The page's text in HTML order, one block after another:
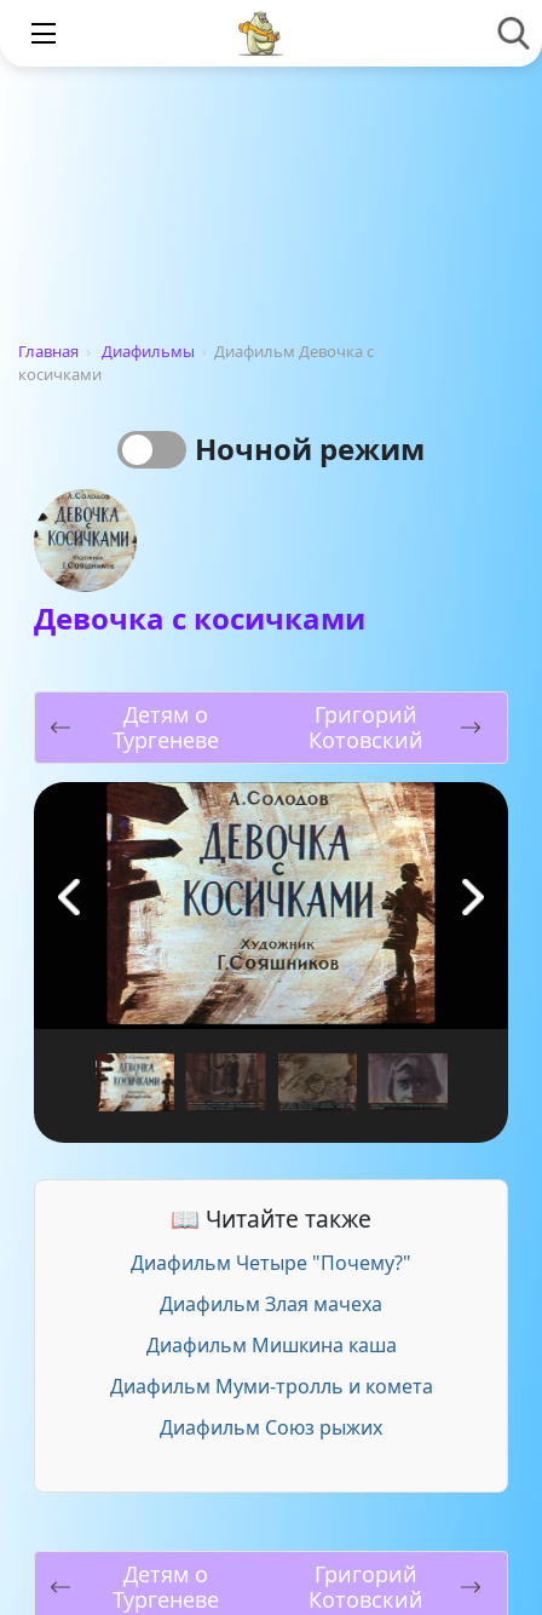
Главная › Диафильмы › Диафильм Девочка с
косичками
Ночной режим
Девочка с косичками
Детям о
Тургеневе
Григорий
Котовский
📖 Читайте также
Диафильм Четыре "Почему?"
Диафильм Злая мачеха
Диафильм Мишкина каша
Диафильм Муми-тролль и комета
Диафильм Союз рыжих
Детям о
Тургеневе
Григорий
Котовский